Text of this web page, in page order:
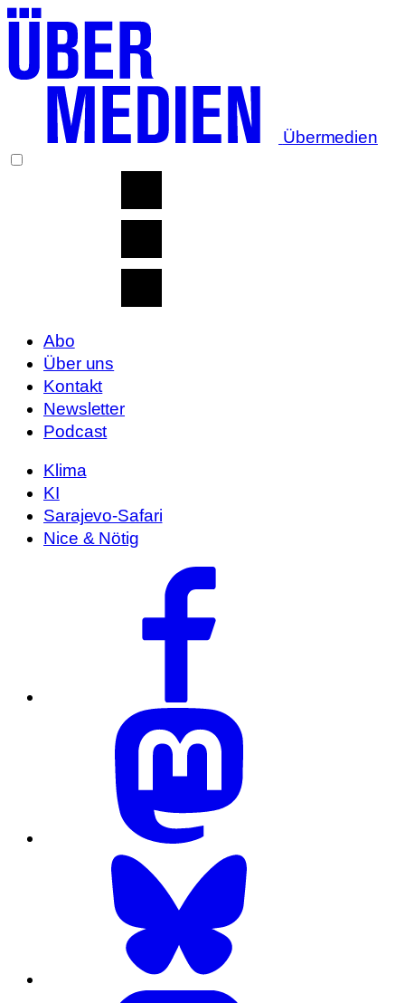
Übermedien
Abo
Über uns
Kontakt
Newsletter
Podcast
Klima
KI
Sarajevo-Safari
Nice & Nötig